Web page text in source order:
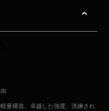
量構造、卓越した強度、洗練され